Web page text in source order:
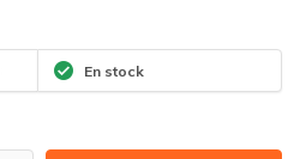
En stock